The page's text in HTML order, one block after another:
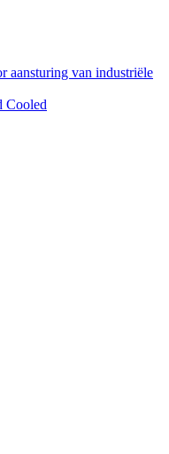
aansturing van industriële